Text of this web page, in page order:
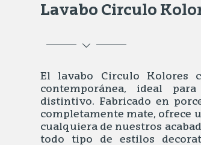
Lavabo Circulo
El lavabo Circulo Kolores
contemporánea, ideal
distintivo. Fabricado en
completamente mate, ofrece
cualquiera de nuestros
todo tipo de estilos